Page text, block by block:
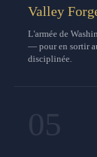
Valley
L'armée de
— pour en sortir
disciplinée.